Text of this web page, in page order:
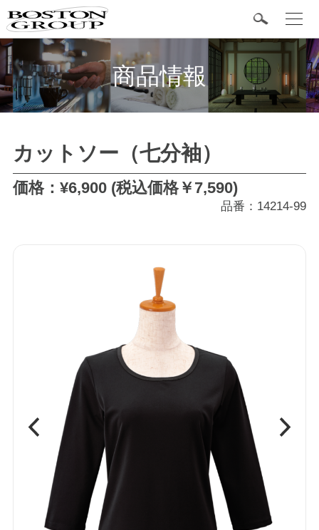
商品情報
BOSTON 定番商品
タキシード
ベスト
ボトム
ワンピース
エプロン
カットソー（七分袖）
価格：¥6,900 (税込価格￥7,590)
品番：14214-99
t
g
e
n
a
v
i